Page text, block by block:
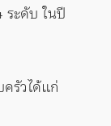
ะดับ ในปี
รัวได้แก่